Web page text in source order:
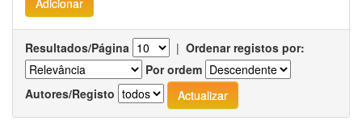
Resultados/Página | Ordenar registos por:
Por ordem
Autores/Registo